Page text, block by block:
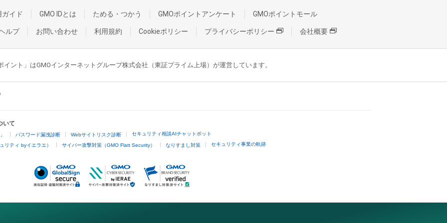
イド GMO IDとは ためる・つかう GMOポイントアンケート GMOポイントモール
ルプ お問い合わせ 利用規約 Cookieポリシー プライバシーポリシー 会社概要
イント」はGMOインターネットグループ株式会社（東証プライム上場）が運営しています。
いて
パスワード漏洩診断 Webサイトリスク診断 セキュリティ相談AIチャットボット
リティ byイエラエ） サイバー攻撃対策（GMO Flatt Security） なりすまし対策 セキュリティ事業の軌跡